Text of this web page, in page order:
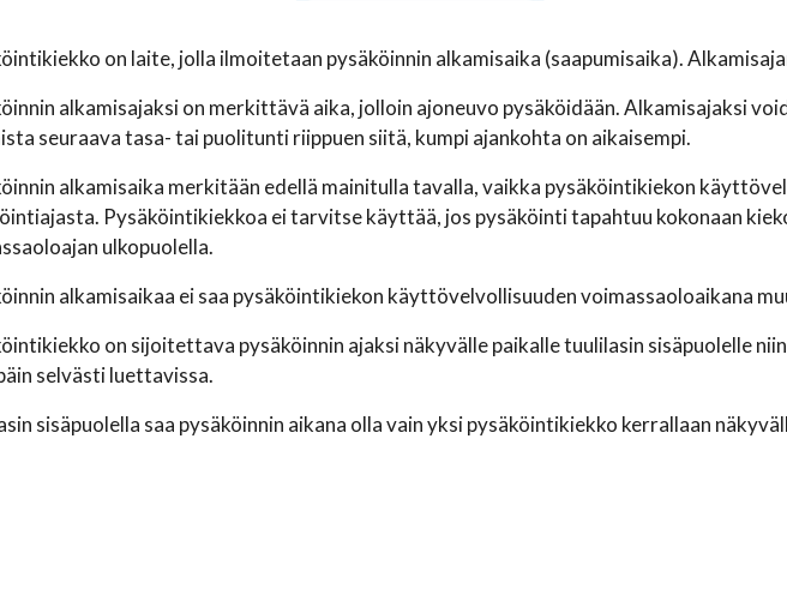
on laite, jolla ilmoitetaan pysäköinnin alkamisaika (saapumisaika).
alkamisajaksi on merkittävä aika, jolloin ajoneuvo pysäköidään. Alkamisajaksi
seuraava tasa- tai puolitunti riippuen siitä, kumpi ajankohta on aikaisempi.
alkamisaika merkitään edellä mainitulla tavalla, vaikka pysäköintikiekon
Pysäköintikiekkoa ei tarvitse käyttää, jos pysäköinti tapahtuu kokonaan
ulkopuolella.
alkamisaikaa ei saa pysäköintikiekon käyttövelvollisuuden voimassaoloaikana
on sijoitettava pysäköinnin ajaksi näkyvälle paikalle tuulilasin sisäpuolelle
selvästi luettavissa.
sisäpuolella saa pysäköinnin aikana olla vain yksi pysäköintikiekko kerrallaan